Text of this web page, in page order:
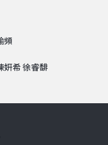
頻
妍希 徐睿馡